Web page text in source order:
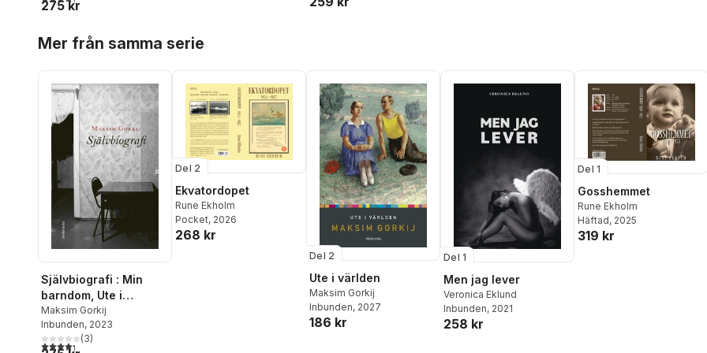
275 kr
Mer från samma serie
Självbiografi : Min
barndom, Ute i
världen, Mina
universitet
Maksim Gorkij
Inbunden, 2023
4,3utav 5 stjärnor. Totalt antal röster:
(3)
Del 2
Ekvatordopet
Rune Ekholm
Pocket, 2026
268 kr
Del 2
Ute i världen
Maksim Gorkij
Inbunden, 2027
186 kr
Del 1
Men jag lever
Veronica Eklund
Inbunden, 2021
258 kr
Del 1
Gosshemmet
Rune Ekholm
Häftad, 2025
319 kr